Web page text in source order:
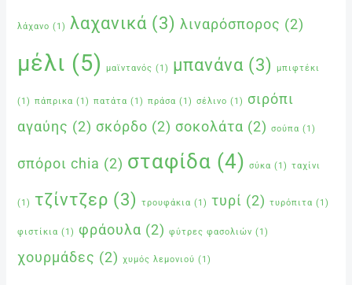
λάχανο (1) λαχανικά (3) λιναρόσπορος (2)
μέλι (5) μαϊντανός (1) μπανάνα (3) μπιφτέκι
(1) πάπρικα (1) πατάτα (1) πράσα (1) σέλινο (1)
σιρόπι
αγαύης (2) σκόρδο (2) σοκολάτα (2) σούπα (1)
σπόροι chia (2) σταφίδα (4) σύκα (1) ταχίνι
(1) τζίντζερ (3) τρουφάκια (1) τυρί (2) τυρόπιτα (1)
φιστίκια (1) φράουλα (2) φύτρες φασολιών (1)
χουρμάδες (2) χυμός λεμονιού (1)